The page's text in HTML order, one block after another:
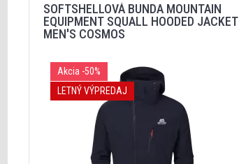
SOFTSHELLOVÁ BUNDA MOUNTAIN
EQUIPMENT SQUALL HOODED JACKET
MEN'S COSMOS
Akcia -50%
LETNÝ VÝPREDAJ